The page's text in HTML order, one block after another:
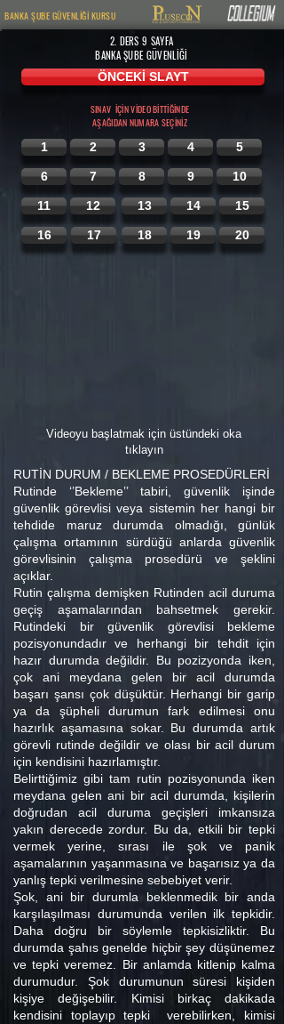
BANKA ŞUBE GÜVENLİĞİ KURSU
2. DERS 9 SAYFA
BANKA ŞUBE GÜVENLİĞİ
ÖNCEKİ SLAYT
SINAV İÇİN VİDEO BİTTİĞİNDE
AŞAĞIDAN NUMARA SEÇİNİZ
1 2 3 4 5
6 7 8 9 10
11 12 13 14 15
16 17 18 19 20
Videoyu başlatmak için üstündeki oka
tıklayın
RUTİN DURUM / BEKLEME PROSEDÜRLERİ
Rutinde ‘’Bekleme’’ tabiri, güvenlik işinde
güvenlik görevlisi veya sistemin her hangi bir
tehdide maruz durumda olmadığı, günlük
çalışma ortamının sürdüğü anlarda güvenlik
görevlisinin çalışma prosedürü ve şeklini
açıklar.
Rutin çalışma demişken Rutinden acil duruma
geçiş aşamalarından bahsetmek gerekir.
Rutindeki bir güvenlik görevlisi bekleme
pozisyonundadır ve herhangi bir tehdit için
hazır durumda değildir. Bu pozizyonda iken,
çok ani meydana gelen bir acil durumda
başarı şansı çok düşüktür. Herhangi bir garip
ya da şüpheli durumun fark edilmesi onu
hazırlık aşamasına sokar. Bu durumda artık
görevli rutinde değildir ve olası bir acil durum
için kendisini hazırlamıştır.
Belirttiğimiz gibi tam rutin pozisyonunda iken
meydana gelen ani bir acil durumda, kişilerin
doğrudan acil duruma geçişleri imkansıza
yakın derecede zordur. Bu da, etkili bir tepki
vermek yerine, sırası ile şok ve panik
aşamalarının yaşanmasına ve başarısız ya da
yanlış tepki verilmesine sebebiyet verir.
Şok, ani bir durumla beklenmedik bir anda
karşılaşılması durumunda verilen ilk tepkidir.
Daha doğru bir söylemle tepkisizliktir. Bu
durumda şahıs genelde hiçbir şey düşünemez
ve tepki veremez. Bir anlamda kitlenip kalma
durumudur. Şok durumunun süresi kişiden
kişiye değişebilir. Kimisi birkaç dakikada
kendisini toplayıp tepki verebilirken, kimisi